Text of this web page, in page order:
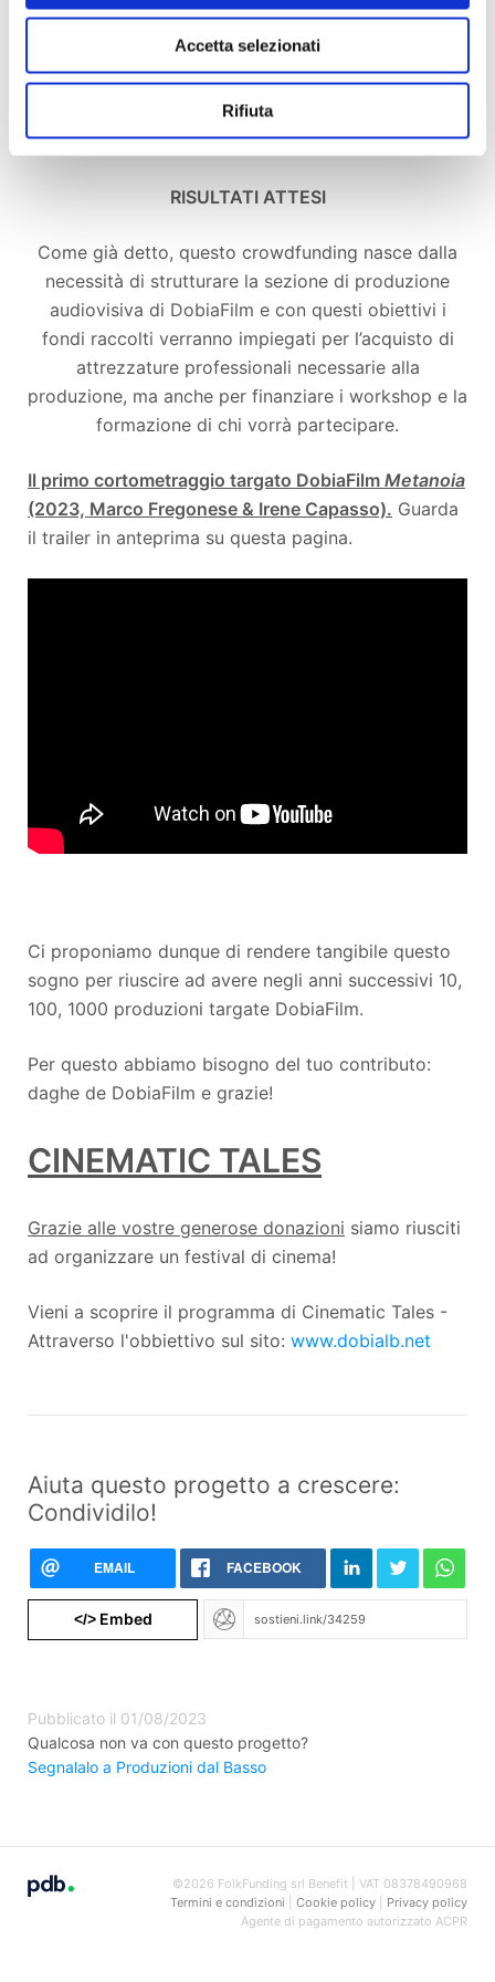
Accetta selezionati
Rifiuta
professionisti di settore che metteranno al servizio
le loro competenze per la creazione di prodotti di
qualità. I workshop saranno aperti a chiunque vorrà
partecipare, con un occhio di riguardo al
coinvolgimento dei più giovani.
RISULTATI ATTESI
Come già detto, questo crowdfunding nasce dalla
necessità di strutturare la sezione di produzione
audiovisiva di DobiaFilm e con questi obiettivi i
fondi raccolti verranno impiegati per l’acquisto di
attrezzature professionali necessarie alla
produzione, ma anche per finanziare i workshop e la
formazione di chi vorrà partecipare.
Il primo cortometraggio targato DobiaFilm Metanoia
(2023, Marco Fregonese & Irene Capasso). Guarda
il trailer in anteprima su questa pagina.
Ci proponiamo dunque di rendere tangibile questo
sogno per riuscire ad avere negli anni successivi 10,
100, 1000 produzioni targate DobiaFilm.
Per questo abbiamo bisogno del tuo contributo:
daghe de DobiaFilm e grazie!
CINEMATIC TALES
Grazie alle vostre generose donazioni siamo riusciti
ad organizzare un festival di cinema!
Vieni a scoprire il programma di Cinematic Tales -
Attraverso l'obbiettivo sul sito: www.dobialb.net
Aiuta questo progetto a crescere:
Condividilo!
EMAIL FACEBOOK
</>Embed
Pubblicato il 01/08/2023
Qualcosa non va con questo progetto?
Segnalalo a Produzioni dal Basso
©2026 FolkFunding srl Benefit | VAT 08378490968
Termini e condizioni
Cookie policy| Privacy policy
Agente di pagamento autorizzato ACPR